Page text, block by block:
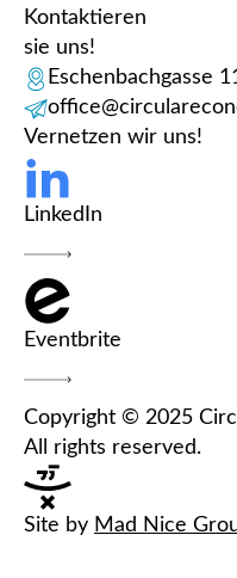
Kontaktieren
sie uns!
Eschenbachgasse
Vernetzen wir uns!
LinkedIn
Eventbrite
Copyright © 2025
All rights reserved.
Site by Mad Nice